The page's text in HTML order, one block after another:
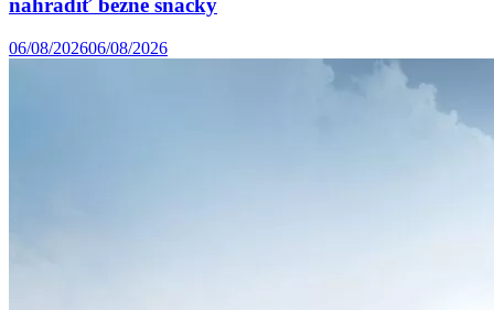
nahradiť bežné snacky
06/08/202606/08/2026